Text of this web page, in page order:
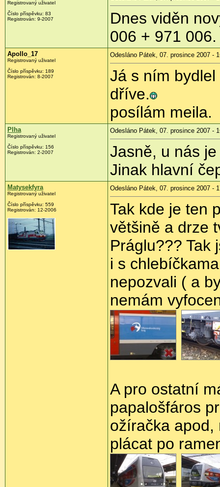
Registrovaný uživatel
Číslo příspěvku: 83
Registrován: 9-2007
Dnes viděn
006 + 971 006.
Apollo_17
Registrovaný uživatel
Číslo příspěvku: 189
Registrován: 8-2007
Odesláno Pátek, 07. prosince 2007 -
Já s ním
dříve.
posílám meila.
Plha
Registrovaný uživatel
Číslo příspěvku: 156
Registrován: 2-2007
Odesláno Pátek, 07. prosince 2007 -
Jasně, u nás
Jinak hlavní
Matysekfyra
Registrovaný uživatel
Číslo příspěvku: 559
Registrován: 12-2006
Odesláno Pátek, 07. prosince 2007 -
Tak kde je ten
většině a drze
Práglu??? Tak
i s
nepozvali ( a
nemám
A pro ostatní
papalošfáros
ožíračka apod,
plácat po